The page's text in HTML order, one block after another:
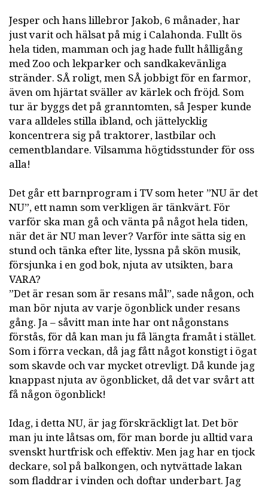
Jesper och hans lillebror Jakob, 6 månader, har
just varit och hälsat på mig i Calahonda. Fullt ös
hela tiden, mamman och jag hade fullt hålligång
med Zoo och lekparker och sandkakevänliga
stränder. SÅ roligt, men SÅ jobbigt för en farmor,
även om hjärtat sväller av kärlek och fröjd. Som
tur är byggs det på granntomten, så Jesper kunde
vara alldeles stilla ibland, och jättelycklig
koncentrera sig på traktorer, lastbilar och
cementblandare. Vilsamma högtidsstunder för oss
alla!
Det går ett barnprogram i TV som heter ”NU är det
NU”, ett namn som verkligen är tänkvärt. För
varför ska man gå och vänta på något hela tiden,
när det är NU man lever? Varför inte sätta sig en
stund och tänka efter lite, lyssna på skön musik,
försjunka i en god bok, njuta av utsikten, bara
VARA?
”Det är resan som är resans mål”, sade någon, och
man bör njuta av varje ögonblick under resans
gång. Ja – såvitt man inte har ont någonstans
förstås, för då kan man ju få längta framåt i stället.
Som i förra veckan, då jag fått något konstigt i ögat
som skavde och var mycket otrevligt. Då kunde jag
knappast njuta av ögonblicket, då det var svårt att
få någon ögonblick!
Idag, i detta NU, är jag förskräckligt lat. Det bör
man ju inte låtsas om, för man borde ju alltid vara
svenskt hurtfrisk och effektiv. Men jag har en tjock
deckare, sol på balkongen, och nytvättade lakan
som fladdrar i vinden och doftar underbart. Jag